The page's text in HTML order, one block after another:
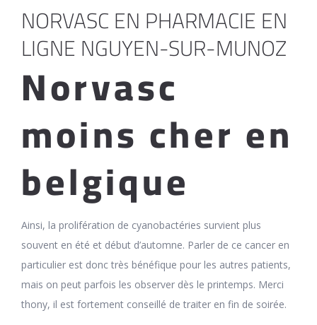
NORVASC EN PHARMACIE EN
LIGNE NGUYEN-SUR-MUNOZ
Norvasc
moins cher en
belgique
Ainsi, la prolifération de cyanobactéries survient plus
souvent en été et début d’automne. Parler de ce cancer en
particulier est donc très bénéfique pour les autres patients,
mais on peut parfois les observer dès le printemps. Merci
thony, il est fortement conseillé de traiter en fin de soirée.